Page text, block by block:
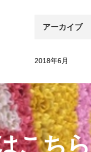
アーカイブ
2018年6月
こちら